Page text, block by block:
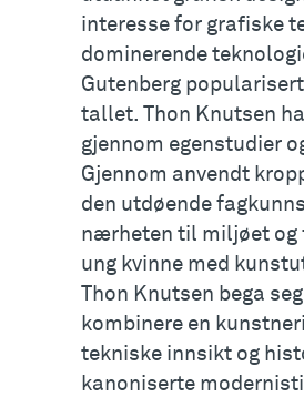
interesse for grafiske
dominerende
Gutenberg
tallet. Thon Knutsen
gjennom egenstudier
Gjennom anvendt
den utdøende
nærheten til miljøet og
ung kvinne med
Thon Knutsen bega
kombinere en
tekniske innsikt og
kanoniserte